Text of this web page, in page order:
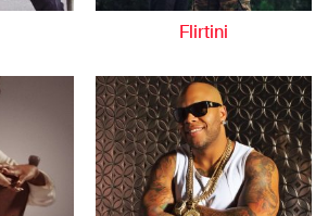
Flirtini